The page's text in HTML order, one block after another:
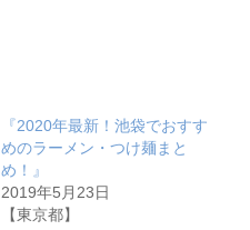
『2020年最新！池袋でおすす
めのラーメン・つけ麺まと
め！』
2019年5月23日
【東京都】